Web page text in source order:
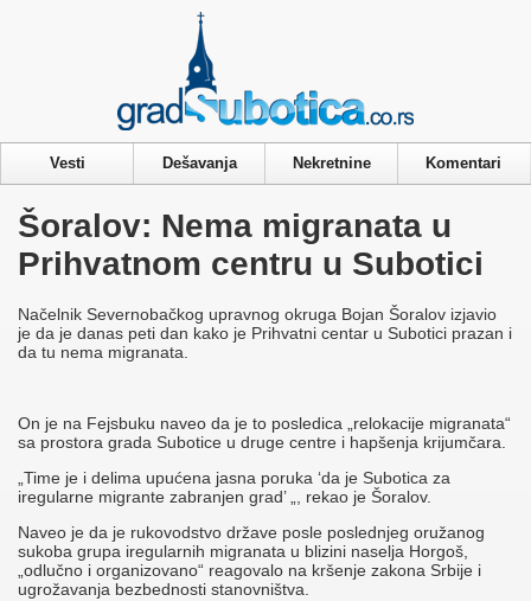
Vesti Dešavanja Nekretnine Komentari
Šoralov: Nema migranata u
Prihvatnom centru u Subotici
Načelnik Severnobačkog upravnog okruga Bojan Šoralov izjavio
je da je danas peti dan kako je Prihvatni centar u Subotici prazan i
da tu nema migranata.
On je na Fejsbuku naveo da je to posledica „relokacije migranata“
sa prostora grada Subotice u druge centre i hapšenja krijumčara.
„Time je i delima upućena jasna poruka ‘da je Subotica za
iregularne migrante zabranjen grad’ „, rekao je Šoralov.
Naveo je da je rukovodstvo države posle poslednjeg oružanog
sukoba grupa iregularnih migranata u blizini naselja Horgoš,
„odlučno i organizovano“ reagovalo na kršenje zakona Srbije i
ugrožavanja bezbednosti stanovništva.
Privacy & Cookies Policy